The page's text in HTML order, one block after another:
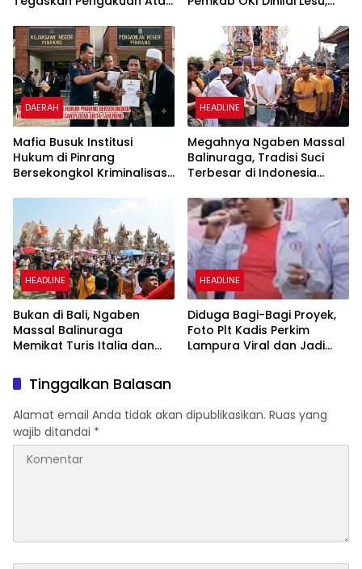
Wilayah Sahara
Akar Persoalan
DAERAH
Mafia Busuk Institusi
Hukum di Pinrang
Bersekongkol Kriminalisasi
HEADLINE
Megahnya Ngaben Massal
Balinuraga, Tradisi Suci
Terbesar di Indonesia
dan Merekatkan Ikatan
Keluarga
HEADLINE
Bukan di Bali, Ngaben
Massal Balinuraga
Memikat Turis Italia dan
HEADLINE
Diduga Bagi-Bagi Proyek,
Foto Plt Kadis Perkim
Lampura Viral dan Jadi
Tinggalkan Balasan
Alamat email Anda tidak akan dipublikasikan. Ruas yang
wajib ditandai *